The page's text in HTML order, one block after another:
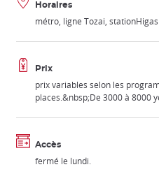
Horaires
métro, ligne Tozai,
Prix
prix variables selon les
places.&nbsp;De 3000 à 8000
Accès
fermé le lundi.